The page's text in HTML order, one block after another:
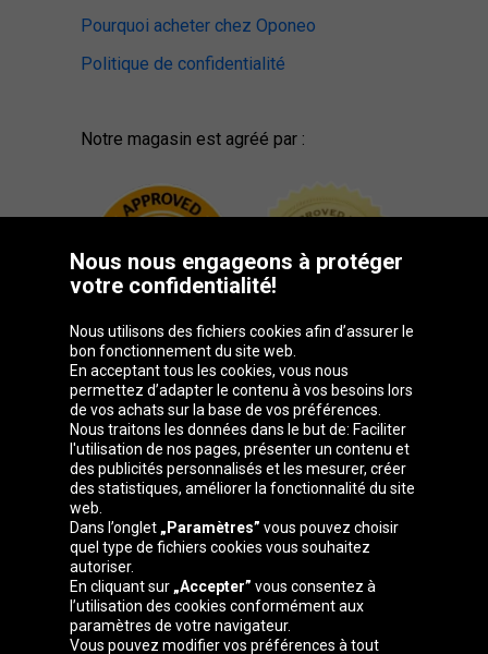
Pourquoi acheter chez Oponeo
Politique de confidentialité
Notre magasin est agréé par :
Groupe Oponeo
Česká
republika
Deutschland Éire España
France Italia Magyarország Nederland
Nous nous engageons à protéger
votre confidentialité!
Nous utilisons des fichiers cookies afin d’assurer le
bon fonctionnement du site web.
En acceptant tous les cookies, vous nous
permettez d’adapter le contenu à vos besoins lors
de vos achats sur la base de vos préférences.
Nous traitons les données dans le but de: Faciliter
l'utilisation de nos pages, présenter un contenu et
des publicités personnalisés et les mesurer, créer
des statistiques, améliorer la fonctionnalité du site
web.
Dans l’onglet „Paramètres” vous pouvez choisir
quel type de fichiers cookies vous souhaitez
autoriser.
En cliquant sur „Accepter” vous consentez à
l’utilisation des cookies conformément aux
paramètres de votre navigateur.
Vous pouvez modifier vos préférences à tout